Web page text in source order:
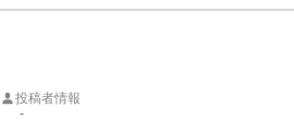
投稿者情報
-